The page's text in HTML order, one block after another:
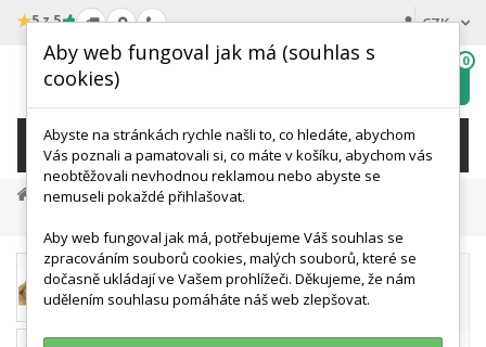
★5 z 5 CZK
wishlist
0
KATEGORIE
Anatomické Modely
3D Anatomy Series
Aby web fungoval jak má (souhlas s
cookies)
Abyste na stránkách rychle našli to, co hledáte, abychom
Vás poznali a pamatovali si, co máte v košíku, abychom vás
neobtěžovali nevhodnou reklamou nebo abyste se
nemuseli pokaždé přihlašovat.
Aby web fungoval jak má, potřebujeme Váš souhlas se
zpracováním souborů cookies, malých souborů, které se
dočasně ukládají ve Vašem prohlížeči. Děkujeme, že nám
udělením souhlasu pomáháte náš web zlepšovat.